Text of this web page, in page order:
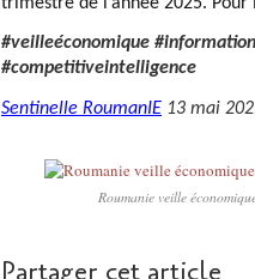
#veilleéconomique
#competitiveintelligence
Sentinelle RoumanIE 13 mai
Roumanie veille
Partager cet article